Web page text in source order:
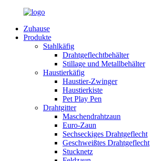
Zuhause
Produkte
Stahlkäfig
Drahtgeflechtbehälter
Stillage und Metallbehälter
Haustierkäfig
Haustier-Zwinger
Haustierkiste
Pet Play Pen
Drahtgitter
Maschendrahtzaun
Euro-Zaun
Sechseckiges Drahtgeflecht
Geschweißtes Drahtgeflecht
Stucknetz